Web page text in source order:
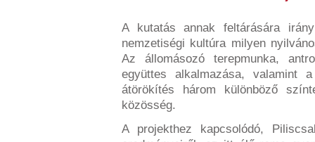
A kutatás annak feltárására
nemzetiségi kultúra milyen
Az állomásozó terepmunka,
együttes alkalmazása, valamint
átörökítés három különböző
közösség.
A projekthez kapcsolódó,